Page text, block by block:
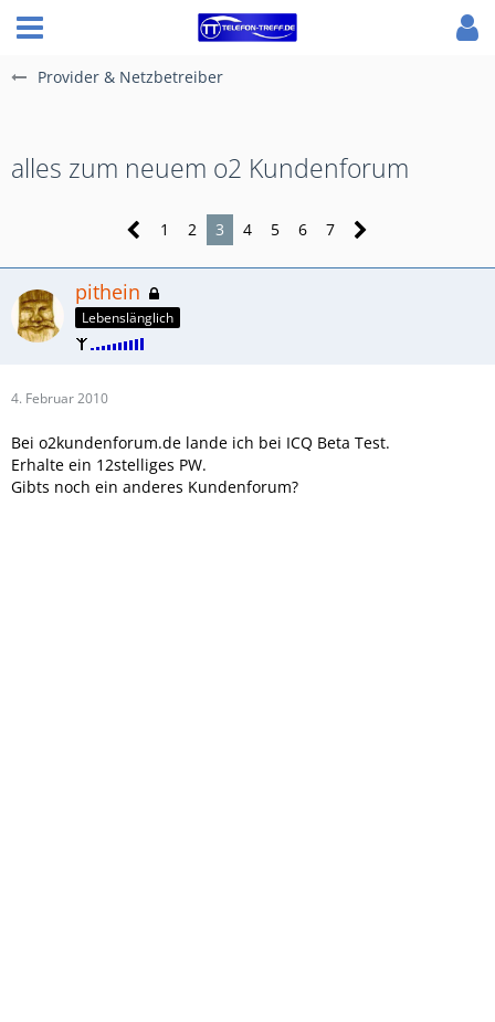
Provider & Netzbetreiber
alles zum neuem o2 Kundenforum
1 2 3 4 5 6 7
pithein
Lebenslänglich
4. Februar 2010
Bei o2kundenforum.de lande ich bei ICQ Beta Test.
Erhalte ein 12stelliges PW.
Gibts noch ein anderes Kundenforum?